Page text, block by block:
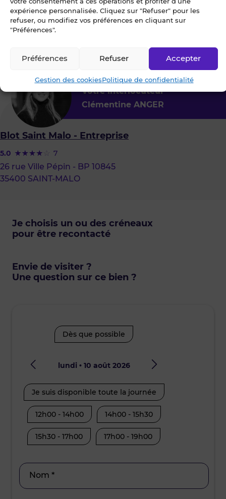
expérience personnalisée. Cliquez sur "Refuser" pour les
refuser, ou modifiez vos préférences en cliquant sur
"Préférences".
Accepter
Refuser
Préférences
Gestion des cookiesPolitique de confidentialité
Envie de visiter ?
Votre interlocuteur
Clémentine ANGER
Blot Saint Malo - Entreprise
5.0 7
26 rue Ville Pépin - BP 10845
35400 SAINT-MALO
Je choisis un ou des créneaux
pour être recontacté
Envie de visiter ?
Une question sur ce bien ?
Dès que possible
lundi • 10 août 2026
Je suis disponible toute la journée
12h00 - 14h00 14h00 - 15h30
15h30 - 17h00 17h00 - 19h00
Nom *